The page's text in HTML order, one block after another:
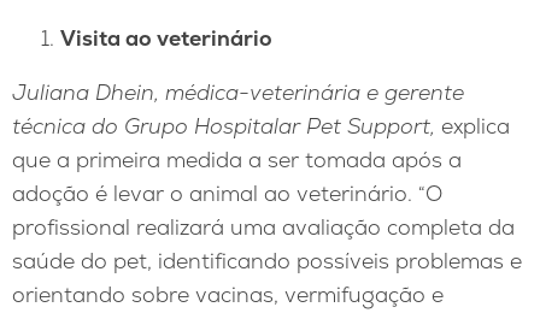
Visita ao veterinário
Juliana Dhein, médica-veterinária e gerente
técnica do Grupo Hospitalar Pet Support, explica
que a primeira medida a ser tomada após a
adoção é levar o animal ao veterinário. “O
profissional realizará uma avaliação completa da
saúde do pet, identificando possíveis problemas e
orientando sobre vacinas, vermifugação e